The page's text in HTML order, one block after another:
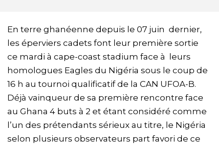
En terre ghanéenne depuis le 07 juin dernier,
les éperviers cadets font leur première sortie
ce mardi à cape-coast stadium face à leurs
homologues Eagles du Nigéria sous le coup de
16 h au tournoi qualificatif de la CAN UFOA-B.
Déjà vainqueur de sa première rencontre face
au Ghana 4 buts à 2 et étant considéré comme
l’un des prétendants sérieux au titre, le Nigéria
selon plusieurs observateurs part favori de ce